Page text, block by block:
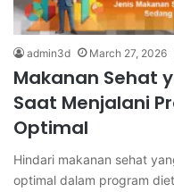
admin3d March 27, 2026
Makanan Sehat
Saat Menjalani
Optimal
Hindari makanan sehat
optimal dalam program